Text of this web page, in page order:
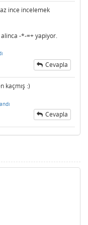
ince incelemek
-*-=+ yapiyor.
Cevapla
kaçmış :)
Cevapla